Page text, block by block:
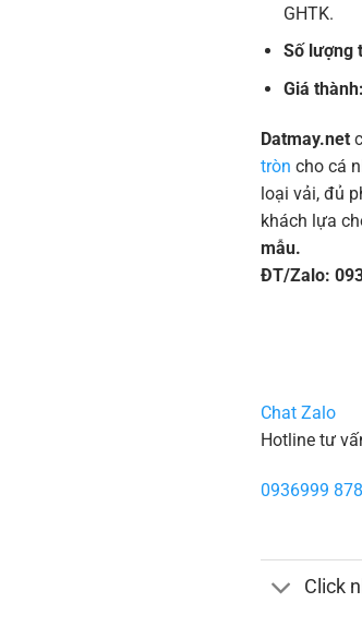
GHTK.
Số lượng
Giá thành:
Datmay.net
tròn cho cá
loại vải, đủ
khách lựa
mẫu.
ĐT/Zalo:
Chat Zalo
Hotline tư
0936999 878
Click